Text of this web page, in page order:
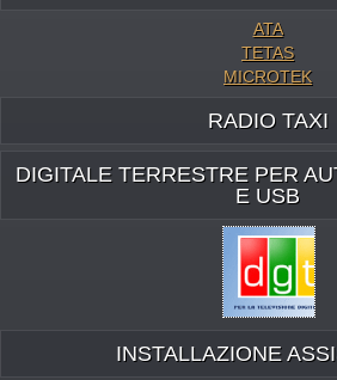
ATA
TETAS
MICROTEK
RADIO TAXI
DIGITALE TERRESTRE PER
E USB
INSTALLAZIONE